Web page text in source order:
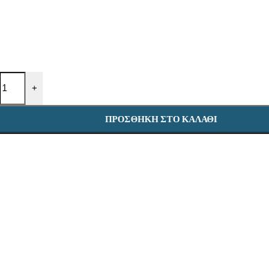
ΝΑΡΘΗΚΕΣ
ΚΟΡΜΟΣ
+
ΠΡΟΣΘΉΚΗ ΣΤΟ ΚΑΛΆΘΙ